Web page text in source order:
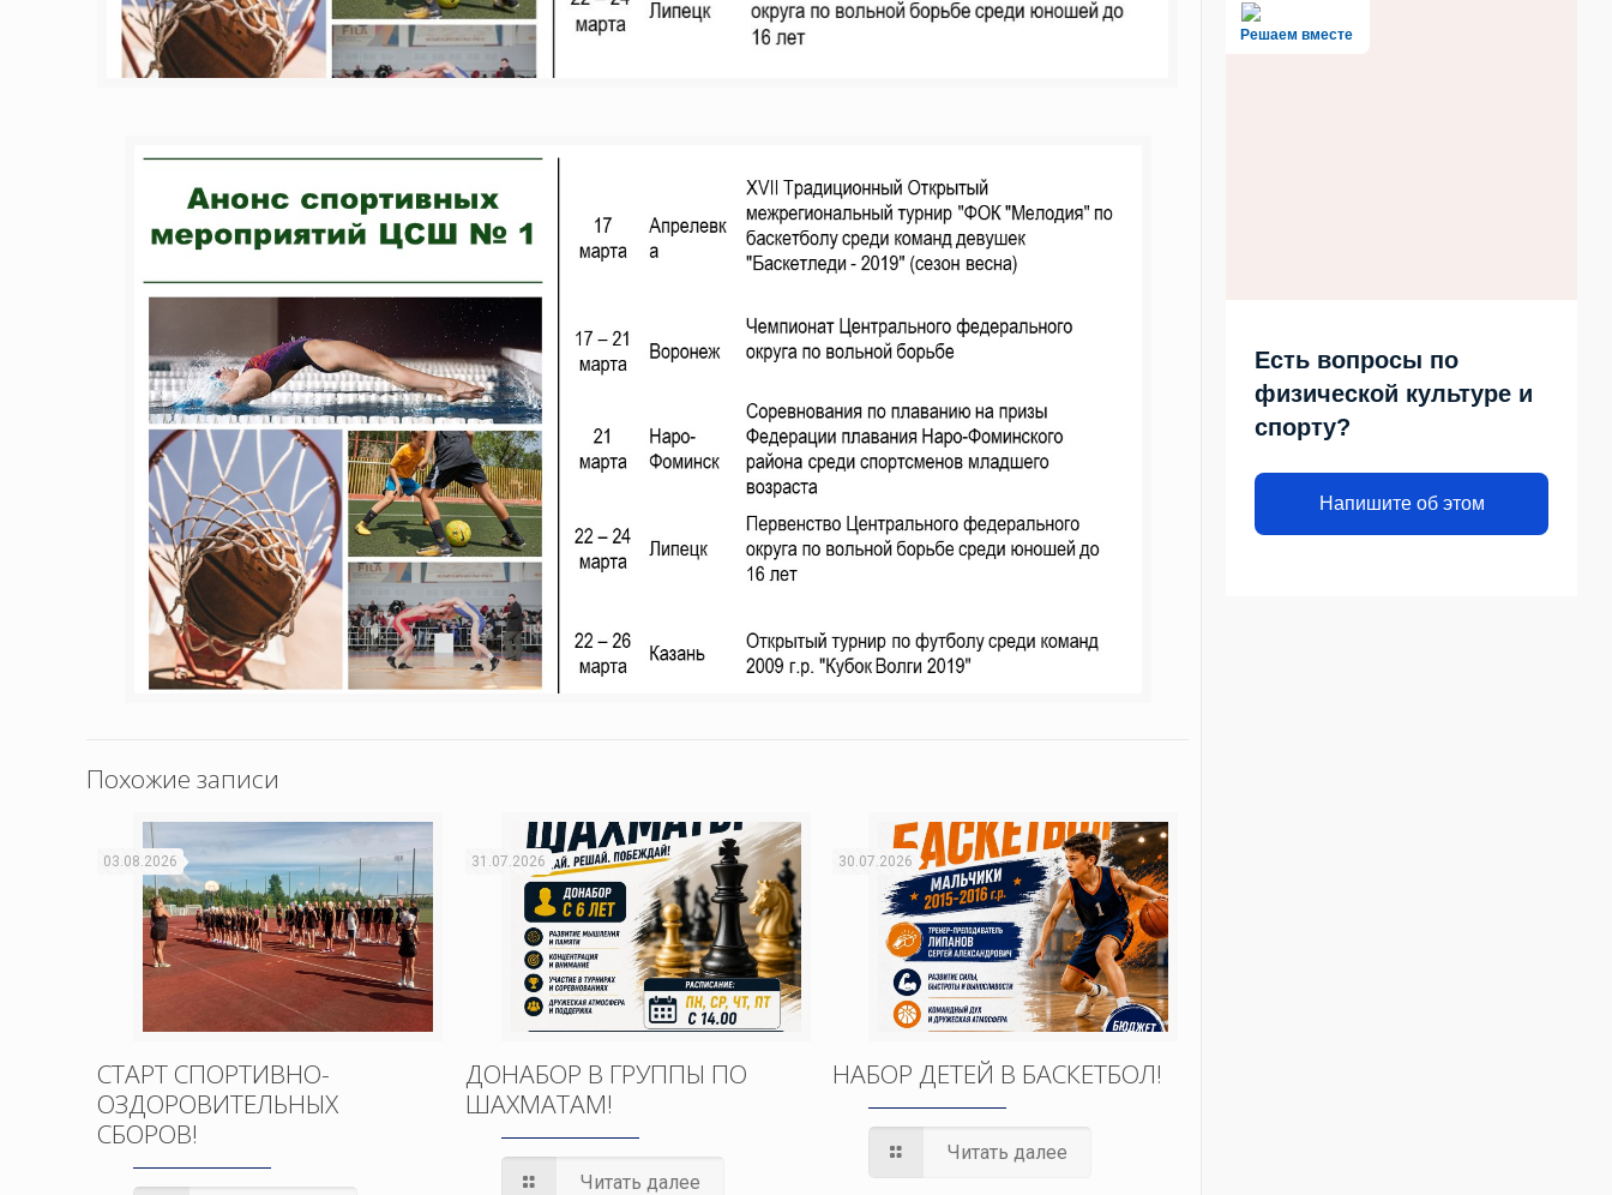
Похожие записи
03.08.2026
СТАРТ СПОРТИВНО-
ОЗДОРОВИТЕЛЬНЫХ
СБОРОВ!
31.07.2026
ДОНАБОР В ГРУППЫ ПО
ШАХМАТАМ!
Читать далее
30.07.2026
НАБОР ДЕТЕЙ В БАСКЕТБОЛ!
Читать далее
Решаем вместе
Есть вопросы по
физической культуре и
спорту?
Напишите об этом